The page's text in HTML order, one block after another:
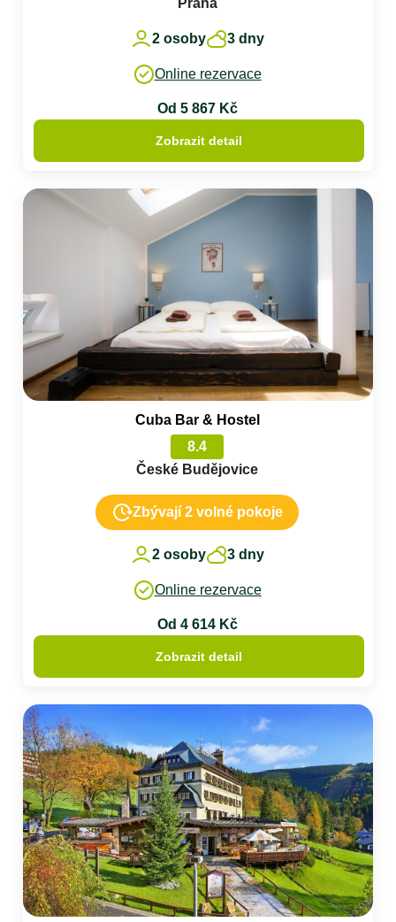
Praha
2 osoby 3 dny
Online rezervace
Od 5 867 Kč
Zobrazit detail
Cuba Bar & Hostel
8.4
České Budějovice
Zbývají 2 volné pokoje
2 osoby 3 dny
Online rezervace
Od 4 614 Kč
Zobrazit detail